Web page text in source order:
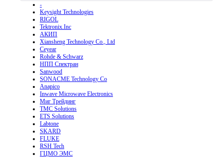
-
Keysight Technologies
RIGOL
Tektronix.Inc
АКИП
Xiansheng Technology Co., Ltd
Ceyear
Rohde & Schwarz
НПП Спектран
Sanwood
SONACME Technology Co
Anapico
Inwave Microwave Electronics
Миг Трейдинг
TMC Solutions
ETS Solutions
Labtone
SKARD
FLUKE
RSH Tech
ГЦМО ЭМС